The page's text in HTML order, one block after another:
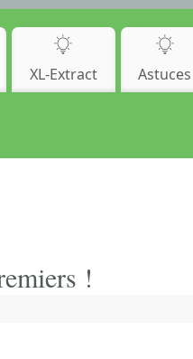
XL-Extract Astuces
!